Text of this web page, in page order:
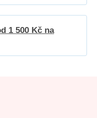
1 500 Kč na